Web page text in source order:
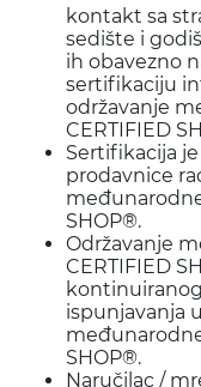
kontakt sa
sedište i
ih obavezno
sertifikaciju
održavanje
CERTIFIED
Sertifikacija
prodavnice
SHOP®.
Održavanje
CERTIFIED
ispunjavanja
SHOP®.
Naručilac /